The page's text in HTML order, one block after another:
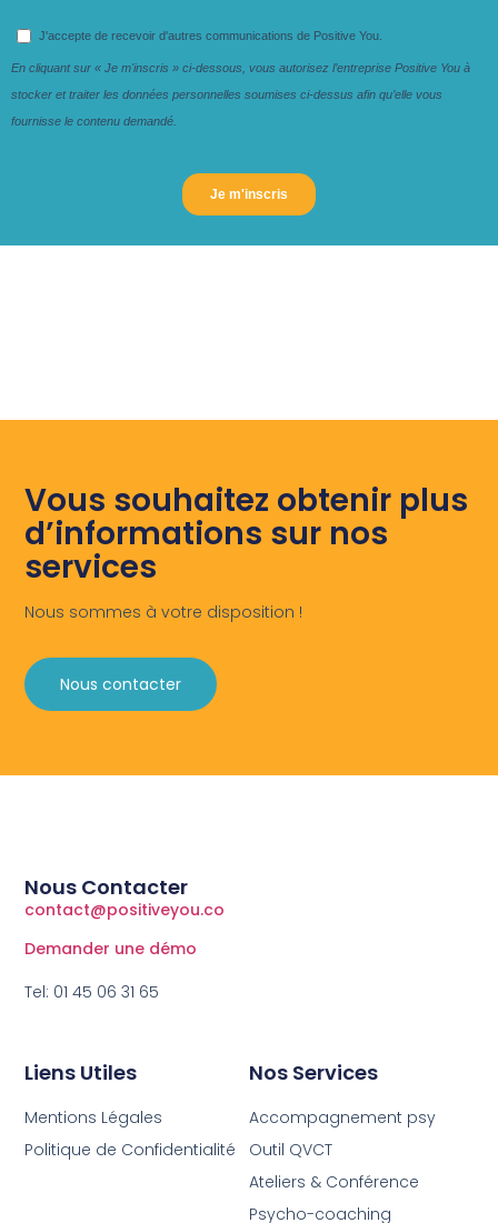
Vous souhaitez obtenir plus
d’informations sur nos
services
Nous sommes à votre disposition !
Nous contacter
Nos Services
Accompagnement psy
Outil QVCT
Ateliers & Conférence
Psycho-coaching
Liens Utiles
Mentions Légales
Politique de Confidentialité
Nous Contacter
contact@positiveyou.co
Demander une démo
Tel: 01 45 06 31 65